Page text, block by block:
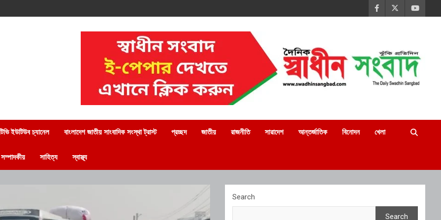
ইউটিউব চ্যানেল বাংলাদেশ জাতীয় সাংবাদিক সংস্থা ট্রাস্ট প্রচ্ছদ জাতীয় রাজনীতি সারাদেশ আন্তর্জাতিক বিনোদন খেলা
সম্পাদকীয় সাহিত্য স্বাস্থ্য
Search
Search